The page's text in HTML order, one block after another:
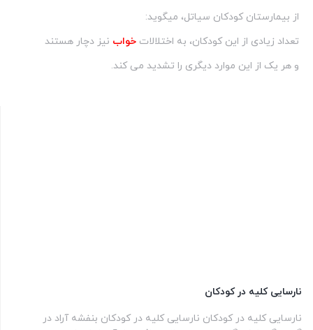
از بیمارستان کودکان سیاتل، میگوید:
تعداد زیادی از این کودکان، به اختلالات خواب نیز دچار هستند
و هر یک از این موارد دیگری را تشدید می کند.
نارسایی کلیه در کودکان
نارسایی کلیه در کودکان نارسایی کلیه در کودکان بنفشه آراد در